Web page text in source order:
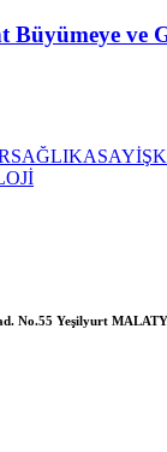
ve
SAĞLIKASAYİŞ
No.55 Yeşilyurt